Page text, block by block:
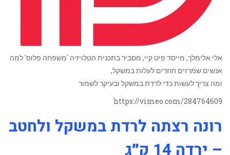
אלי אלימלך, מייסד פיט קיי, מסביר בתכנית הטלויזיה 'משפחה פלוס' למה
אנשים שמרזים חוזרים לעלות במשקל,
ומה צריך לעשות כדי לרדת במשקל ובעיקר לשמור
https://vimeo.com/284764609
רונה רצתה לרדת במשקל ולחטב
– ירדה 14 ק״ג